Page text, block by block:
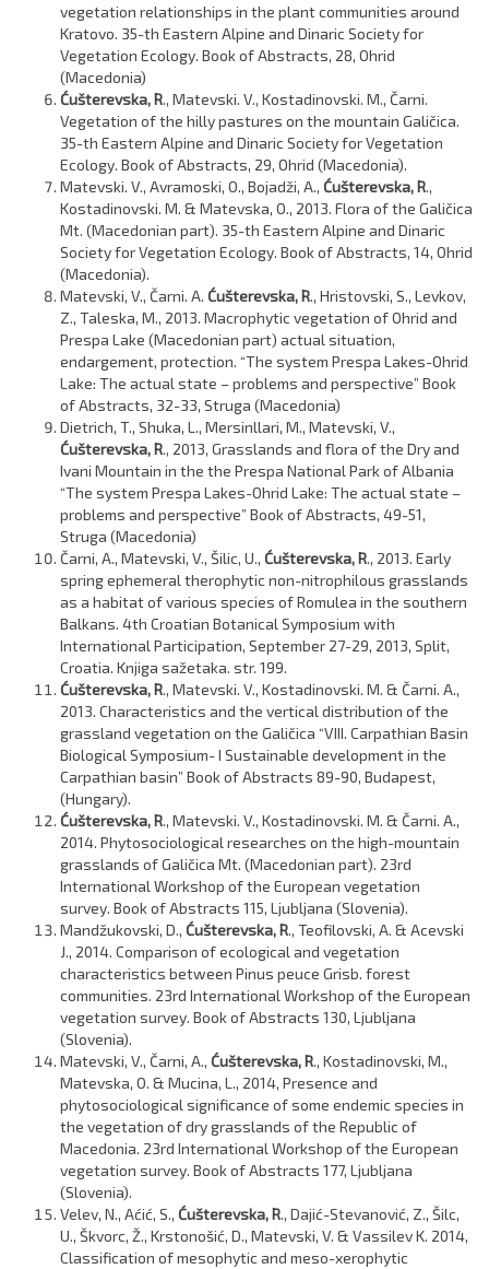
vegetation relationships in the plant communities around
Kratovo. 35-th Eastern Alpine and Dinaric Society for
Vegetation Ecology. Book of Abstracts, 28, Ohrid
(Macedonia)
Ćušterevska, R., Matevski. V., Kostadinovski. M., Čarni.
Vegetation of the hilly pastures on the mountain Galičica.
35-th Eastern Alpine and Dinaric Society for Vegetation
Ecology. Book of Abstracts, 29, Ohrid (Macedonia).
Matevski. V., Avramoski, O., Bojadži, A., Ćušterevska, R.,
Kostadinovski. M. & Matevska, O., 2013. Flora of the Galičica
Mt. (Macedonian part). 35-th Eastern Alpine and Dinaric
Society for Vegetation Ecology. Book of Abstracts, 14, Ohrid
(Macedonia).
Matevski, V., Čarni. A. Ćušterevska, R., Hristovski, S., Levkov,
Z., Taleska, M., 2013. Macrophytic vegetation of Ohrid and
Prespa Lake (Macedonian part) actual situation,
endargement, protection. “The system Prespa Lakes-Ohrid
Lake: The actual state – problems and perspective” Book
of Abstracts, 32-33, Struga (Macedonia)
Dietrich, T., Shuka, L., Mersinllari, M., Matevski, V.,
Ćušterevska, R., 2013, Grasslands and flora of the Dry and
Ivani Mountain in the the Prespa National Park of Albania
“The system Prespa Lakes-Ohrid Lake: The actual state –
problems and perspective” Book of Abstracts, 49-51,
Struga (Macedonia)
Čarni, A., Matevski, V., Šilic, U., Ćušterevska, R., 2013. Early
spring ephemeral therophytic non-nitrophilous grasslands
as a habitat of various species of Romulea in the southern
Balkans. 4th Croatian Botanical Symposium with
International Participation, September 27-29, 2013, Split,
Croatia. Knjiga sažetaka. str. 199.
Ćušterevska, R., Matevski. V., Kostadinovski. M. & Čarni. A.,
2013. Characteristics and the vertical distribution of the
grassland vegetation on the Galičica “VIII. Carpathian Basin
Biological Symposium- I Sustainable development in the
Carpathian basin” Book of Abstracts 89-90, Budapest,
(Hungary).
Ćušterevska, R., Matevski. V., Kostadinovski. M. & Čarni. A.,
2014. Phytosociological researches on the high-mountain
grasslands of Galičica Mt. (Macedonian part). 23rd
International Workshop of the European vegetation
survey. Book of Abstracts 115, Ljubljana (Slovenia).
Mandžukovski, D., Ćušterevska, R., Teofilovski, A. & Acevski
J., 2014. Comparison of ecological and vegetation
characteristics between Pinus peuce Grisb. forest
communities. 23rd International Workshop of the European
vegetation survey. Book of Abstracts 130, Ljubljana
(Slovenia).
Matevski, V., Čarni, A., Ćušterevska, R., Kostadinovski, M.,
Matevska, O. & Mucina, L., 2014, Presence and
phytosociological significance of some endemic species in
the vegetation of dry grasslands of the Republic of
Macedonia. 23rd International Workshop of the European
vegetation survey. Book of Abstracts 177, Ljubljana
(Slovenia).
Velev, N., Aćić, S., Ćušterevska, R., Dajić-Stevanović, Z., Šilc,
U., Škvorc, Ž., Krstonošić, D., Matevski, V. & Vassilev K. 2014,
Classification of mesophytic and meso-xerophytic